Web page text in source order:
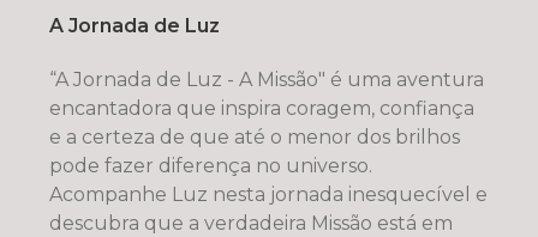
A Jornada de Luz
“A Jornada de Luz - A Missão" é uma aventura
encantadora que inspira coragem, confiança
e a certeza de que até o menor dos brilhos
pode fazer diferença no universo.
Acompanhe Luz nesta jornada inesquecível e
descubra que a verdadeira Missão está em